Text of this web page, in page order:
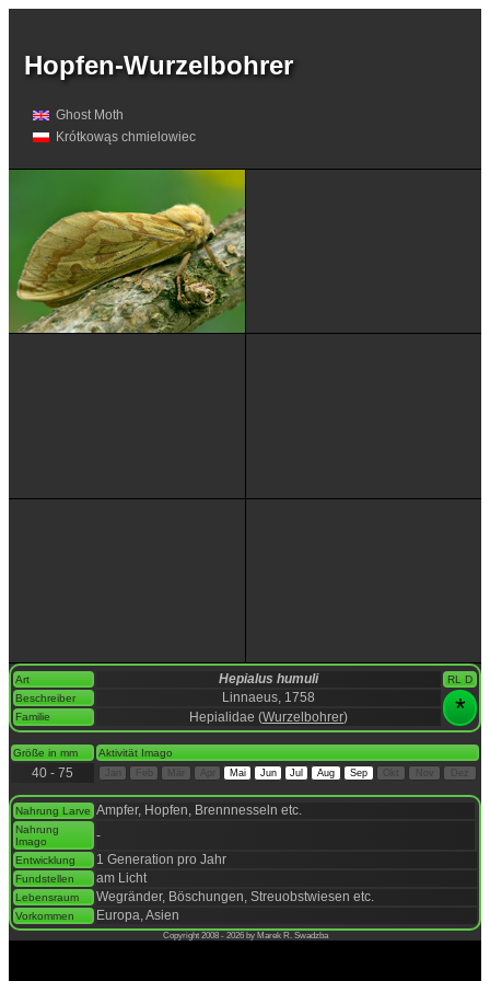
Hopfen-Wurzelbohrer
Ghost Moth
Krótkowąs chmielowiec
Art Hepialus humuli
RL D
Beschreiber
Linnaeus, 1758 *
Familie Hepialidae (Wurzelbohrer)
Größe in mm Aktivität Imago
40 - 75 Mai Jun Jul Aug Sep Dez
Nahrung Larve Ampfer, Hopfen, Brennnesseln etc.
Nahrung
Imago
-
Entwicklung 1 Generation pro Jahr
Fundstellen am Licht
Lebensraum Wegränder, Böschungen, Streuobstwiesen etc.
Vorkommen Europa, Asien
Copyright 2008 - 2026 by Marek R. Swadzba